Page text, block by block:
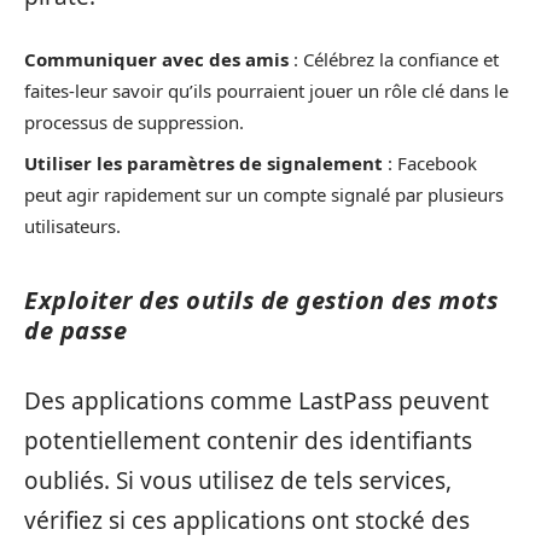
Communiquer avec des amis : Célébrez la confiance et
faites-leur savoir qu’ils pourraient jouer un rôle clé dans le
processus de suppression.
Utiliser les paramètres de signalement : Facebook
peut agir rapidement sur un compte signalé par plusieurs
utilisateurs.
Exploiter des outils de gestion des mots
de passe
Des applications comme LastPass peuvent
potentiellement contenir des identifiants
oubliés. Si vous utilisez de tels services,
vérifiez si ces applications ont stocké des